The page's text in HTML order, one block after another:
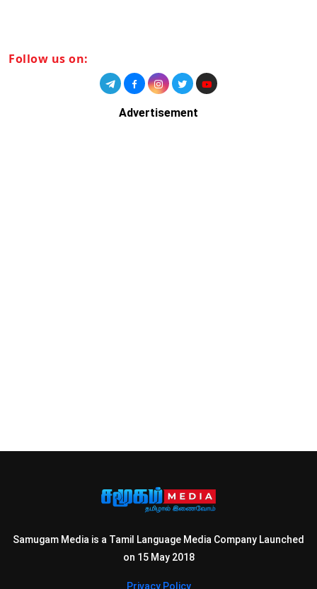
Follow us on:
Advertisement
Samugam Media is a Tamil Language Media Company Launched
on 15 May 2018
Privacy Policy